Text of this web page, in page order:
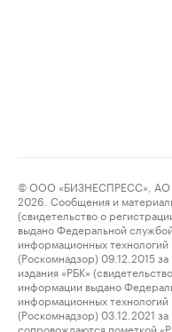
© ООО «БИЗНЕСПРЕСС», АО
2026. Сообщения и
(свидетельство о
выдано Федеральной
информационных
(Роскомнадзор) 09.12.2015
издания «РБК»
информации выдано
информационных
(Роскомнадзор) 03.12.2021
сопровождаются пометкой